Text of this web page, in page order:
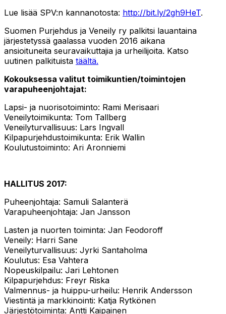
Lue lisää SPV:n kannanotosta: http://bit.ly/2gh9HeT.
Suomen Purjehdus ja Veneily ry palkitsi lauantaina
järjestetyssä gaalassa vuoden 2016 aikana
ansioituneita seuravaikuttajia ja urheilijoita. Katso
uutinen palkituista täältä.
Kokouksessa valitut toimikuntien/toimintojen
varapuheenjohtajat:
Lapsi- ja nuorisotoiminto: Rami Merisaari
Veneilytoimikunta: Tom Tallberg
Veneilyturvallisuus: Lars Ingvall
Kilpapurjehdustoimikunta: Erik Wallin
Koulutustoiminto: Ari Aronniemi
HALLITUS 2017:
Puheenjohtaja: Samuli Salanterä
Varapuheenjohtaja: Jan Jansson
Lasten ja nuorten toiminta: Jan Feodoroff
Veneily: Harri Sane
Veneilyturvallisuus: Jyrki Santaholma
Koulutus: Esa Vahtera
Nopeuskilpailu: Jari Lehtonen
Kilpapurjehdus: Freyr Riska
Valmennus- ja huippu-urheilu: Henrik Andersson
Viestintä ja markkinointi: Katja Rytkönen
Järjestötoiminta: Antti Kaipainen